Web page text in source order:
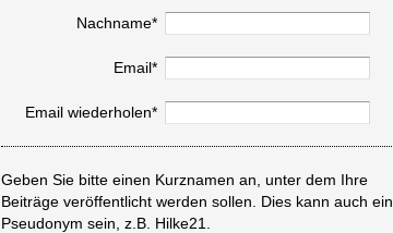
Nachname*
Email*
Email wiederholen*
Geben Sie bitte einen Kurznamen an, unter dem Ihre
Beiträge veröffentlicht werden sollen. Dies kann auch ein
Pseudonym sein, z.B. Hilke21.